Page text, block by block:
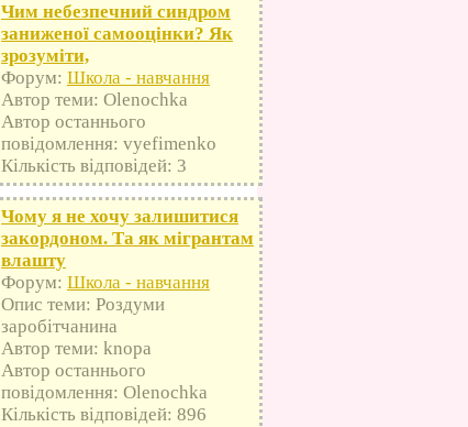
Чим небезпечний синдром
заниженої самооцінки? Як
зрозуміти,
Форум: Школа - навчання
Автор теми: Olenochka
Автор останнього
повідомлення: vyefimenko
Кількість відповідей: 3
Чому я не хочу залишитися
закордоном. Та як мігрантам
влашту
Форум: Школа - навчання
Опис теми: Роздуми
заробітчанина
Автор теми: knopa
Автор останнього
повідомлення: Olenochka
Кількість відповідей: 896